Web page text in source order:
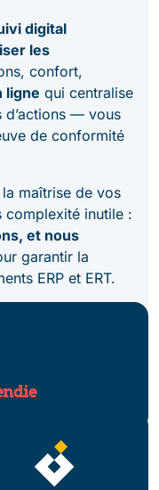
digital
les
confort,
ligne qui centralise
d’actions — vous
de conformité
maîtrise de vos
complexité inutile :
et nous
garantir la
ERP et ERT.